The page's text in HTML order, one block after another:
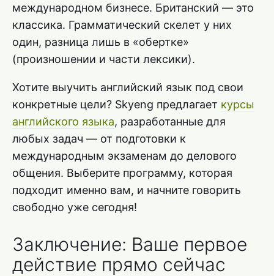
международном бизнесе. Британский — это
классика. Грамматический скелет у них
один, разница лишь в «обертке»
(произношении и части лексики).
Хотите выучить английский язык под свои
конкретные цели? Skyeng предлагает курсы
английского языка, разработанные для
любых задач — от подготовки к
международным экзаменам до делового
общения. Выберите программу, которая
подходит именно вам, и начните говорить
свободно уже сегодня!
Заключение: Ваше первое
действие прямо сейчас